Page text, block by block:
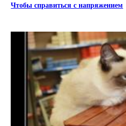
Чтобы справиться с напряжением